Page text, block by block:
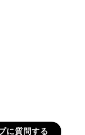
に質問する